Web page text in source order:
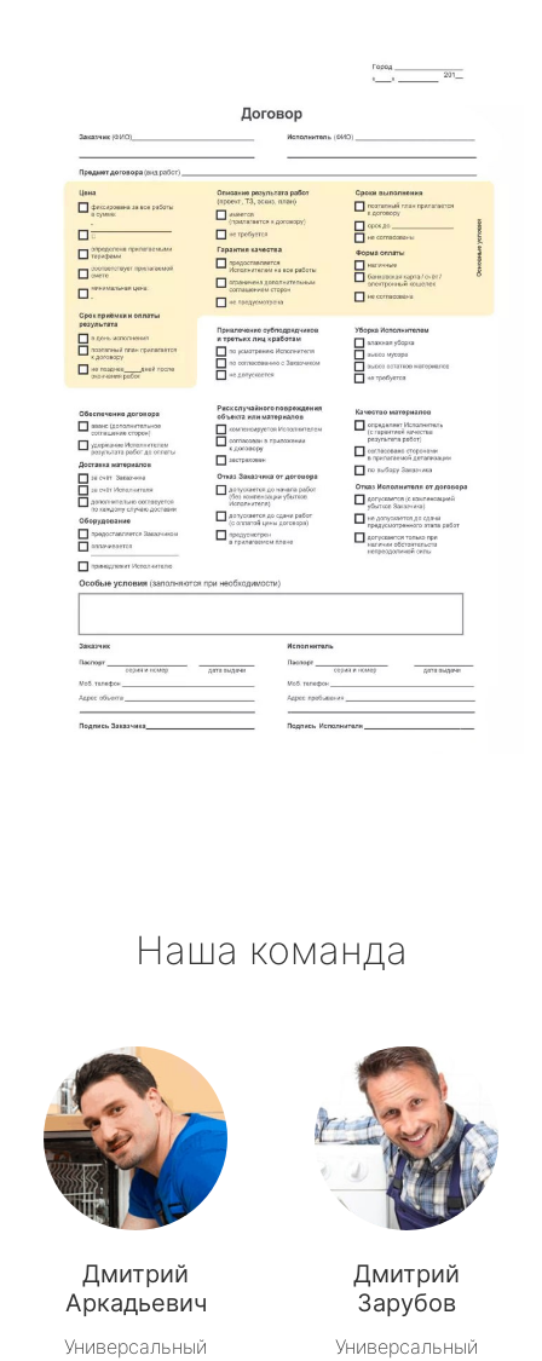
Наша команда
Дмитрий
Аркадьевич
Универсальный
Дмитрий
Зарубов
Универсальный